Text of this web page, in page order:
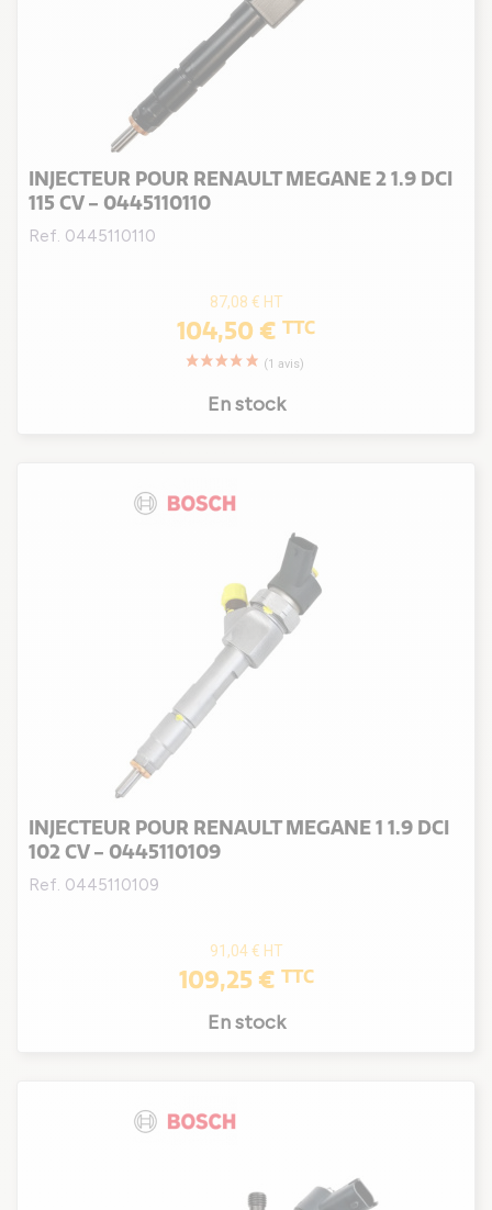
INJECTEUR POUR RENAULT MEGANE 2 1.9 DCI
115 CV - 0445110110
Ref. 0445110110
87,08 € HT
104,50 € TTC
En stock
INJECTEUR POUR RENAULT MEGANE 1 1.9 DCI
102 CV - 0445110109
Ref. 0445110109
91,04 € HT
109,25 € TTC
En stock